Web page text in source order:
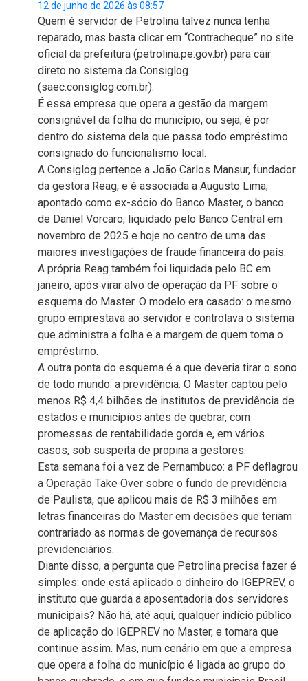
12 de junho de 2026 às 08:57
Quem é servidor de Petrolina talvez nunca tenha
reparado, mas basta clicar em “Contracheque” no site
oficial da prefeitura (petrolina.pe.gov.br) para cair
direto no sistema da Consiglog
(saec.consiglog.com.br).
É essa empresa que opera a gestão da margem
consignável da folha do município, ou seja, é por
dentro do sistema dela que passa todo empréstimo
consignado do funcionalismo local.
A Consiglog pertence a João Carlos Mansur, fundador
da gestora Reag, e é associada a Augusto Lima,
apontado como ex-sócio do Banco Master, o banco
de Daniel Vorcaro, liquidado pelo Banco Central em
novembro de 2025 e hoje no centro de uma das
maiores investigações de fraude financeira do país.
A própria Reag também foi liquidada pelo BC em
janeiro, após virar alvo de operação da PF sobre o
esquema do Master. O modelo era casado: o mesmo
grupo emprestava ao servidor e controlava o sistema
que administra a folha e a margem de quem toma o
empréstimo.
A outra ponta do esquema é a que deveria tirar o sono
de todo mundo: a previdência. O Master captou pelo
menos R$ 4,4 bilhões de institutos de previdência de
estados e municípios antes de quebrar, com
promessas de rentabilidade gorda e, em vários
casos, sob suspeita de propina a gestores.
Esta semana foi a vez de Pernambuco: a PF deflagrou
a Operação Take Over sobre o fundo de previdência
de Paulista, que aplicou mais de R$ 3 milhões em
letras financeiras do Master em decisões que teriam
contrariado as normas de governança de recursos
previdenciários.
Diante disso, a pergunta que Petrolina precisa fazer é
simples: onde está aplicado o dinheiro do IGEPREV, o
instituto que guarda a aposentadoria dos servidores
municipais? Não há, até aqui, qualquer indício público
de aplicação do IGEPREV no Master, e tomara que
continue assim. Mas, num cenário em que a empresa
que opera a folha do município é ligada ao grupo do